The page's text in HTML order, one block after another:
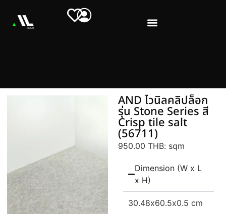
AND ไวนิลคลิปล็อก
รุ่น Stone Series สี
Crisp tile salt
(56711)
950.00 THB: sqm
Dimension (W x L
x H)
30.48x60.5x0.5 cm